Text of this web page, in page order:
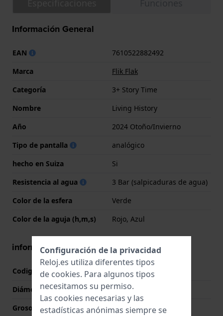
Información General
EAN
7610522882492
Marca
Flik Flak
Categoría
3+ Story Time
Nombre
Living History
Año
2024 Otoño/Invierno
Tipo de pantalla
analógico
hecho en Suiza
Si
Resistencia al agua
3 Bar (salpicaduras de agua)
Color de la esfera
Verde
Color de la aguja (h,m,s)
Rojo, Azul
información de la caja
Codigo de caja
FBNP229
Diámetro
29.5 mm
Grosor de la caja
9.3 mm
Configuración de la privacidad
Reloj.es utiliza diferentes tipos
de cookies. Para algunos tipos
necesitamos su permiso.
Las cookies necesarias y las
estadísticas anónimas siempre se